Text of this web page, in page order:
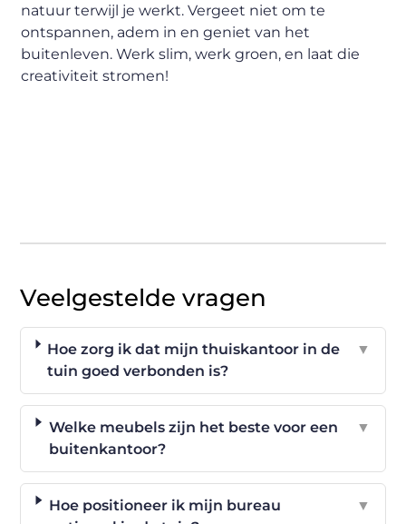
natuur terwijl je werkt. Vergeet niet om te
ontspannen, adem in en geniet van het
buitenleven. Werk slim, werk groen, en laat die
creativiteit stromen!
Veelgestelde vragen
Hoe zorg ik dat mijn thuiskantoor in de
tuin goed verbonden is?
▼
Welke meubels zijn het beste voor een
buitenkantoor?
▼
Hoe positioneer ik mijn bureau
▼